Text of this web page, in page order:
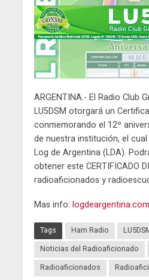
ARGENTINA.- El Radio Club
LU5DSM otorgará un
conmemorando el 12º
de nuestra institución, el
Log de Argentina (LDA).
obtener este CERTIFICADO
radioaficionados y
Mas info:
Tags Ham Radio
Noticias del Radioaficionado
Radioaficionados